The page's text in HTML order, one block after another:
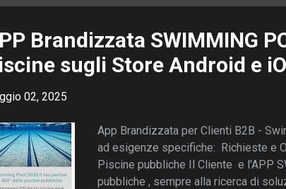
computer 🖥️ mostrava la presen...
Brandizzata SWIMMING
sugli Store Android e
02, 2025
App Brandizzata per Clienti B2B -
ad esigenze specifiche: Richieste e
Piscine pubbliche Il Cliente e l'APP
pubbliche , sempre alla ricerca di